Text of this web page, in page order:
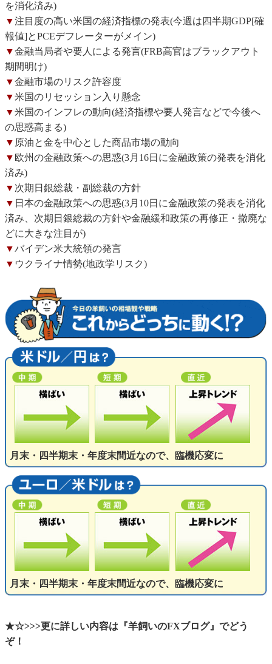
を消化済み)
▼注目度の高い米国の経済指標の発表(今週は四半期GDP[確
報値]とPCEデフレーターがメイン)
▼金融当局者や要人による発言(FRB高官はブラックアウト
期間明け)
▼金融市場のリスク許容度
▼米国のリセッション入り懸念
▼米国のインフレの動向(経済指標や要人発言などで今後へ
の思惑高まる)
▼ 原油と金を中心とした商品市場の動向
▼ 欧州の金融政策への思惑(3月16日に金融政策の発表を消化
済み)
▼ 次期日銀総裁・副総裁の方針
▼ 日本の金融政策への思惑(3月10日に金融政策の発表を消化
済み、次期日銀総裁の方針や金融緩和政策の再修正・撤廃な
どに大きな注目が)
▼バイデン米大統領の発言
▼ ウクライナ情勢(地政学リスク)
月末・四半期末・年度末間近なので、臨機応変に
月末・四半期末・年度末間近なので、臨機応変に
★☆>>>更に詳しい内容は『羊飼いのFXブログ』でどう
ぞ！